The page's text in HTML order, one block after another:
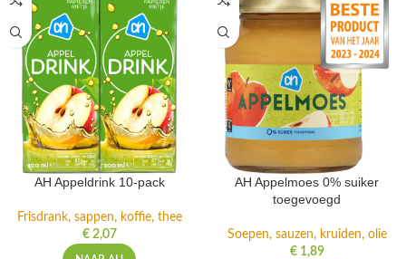
AH Appeldrink 10-pack
Frisdrank, sappen, koffie, thee
€2,07
AH Appelmoes 0% suiker
toegevoegd
Soepen, sauzen, kruiden, olie
€1,89